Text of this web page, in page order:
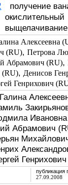
получение
Алексеевна
(RU), Петрова
Абрамович (RU),
(RU), Денисов
Генрихович
Абрамович
публикация
27.09.2008